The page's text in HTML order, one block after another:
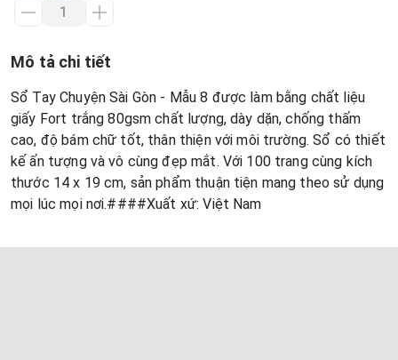
Mô tả chi tiết
Sổ Tay Chuyện Sài Gòn - Mẫu 8 được làm bằng chất liệu
giấy Fort trắng 80gsm chất lượng, dày dặn, chống thấm
cao, độ bám chữ tốt, thân thiện với môi trường. Sổ có thiết
kế ấn tượng và vô cùng đẹp mắt. Với 100 trang cùng kích
thước 14 x 19 cm, sản phẩm thuận tiện mang theo sử dụng
mọi lúc mọi nơi.####Xuất xứ: Việt Nam